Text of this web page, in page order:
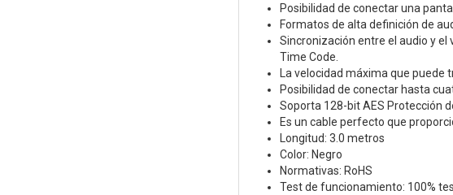
Posibilidad de conectar una
Formatos de alta definición de
Sincronización entre el audio y el
Time Code.
La velocidad máxima que puede
Posibilidad de conectar hasta
Soporta 128-bit AES Protección
Es un cable perfecto que
Longitud: 3.0 metros
Color: Negro
Normativas: RoHS
Test de funcionamiento: 100%